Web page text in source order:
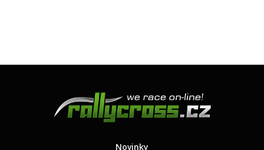
Novinky